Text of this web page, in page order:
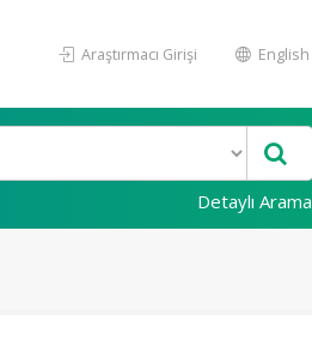
Araştırmacı Girişi English
Detaylı Arama